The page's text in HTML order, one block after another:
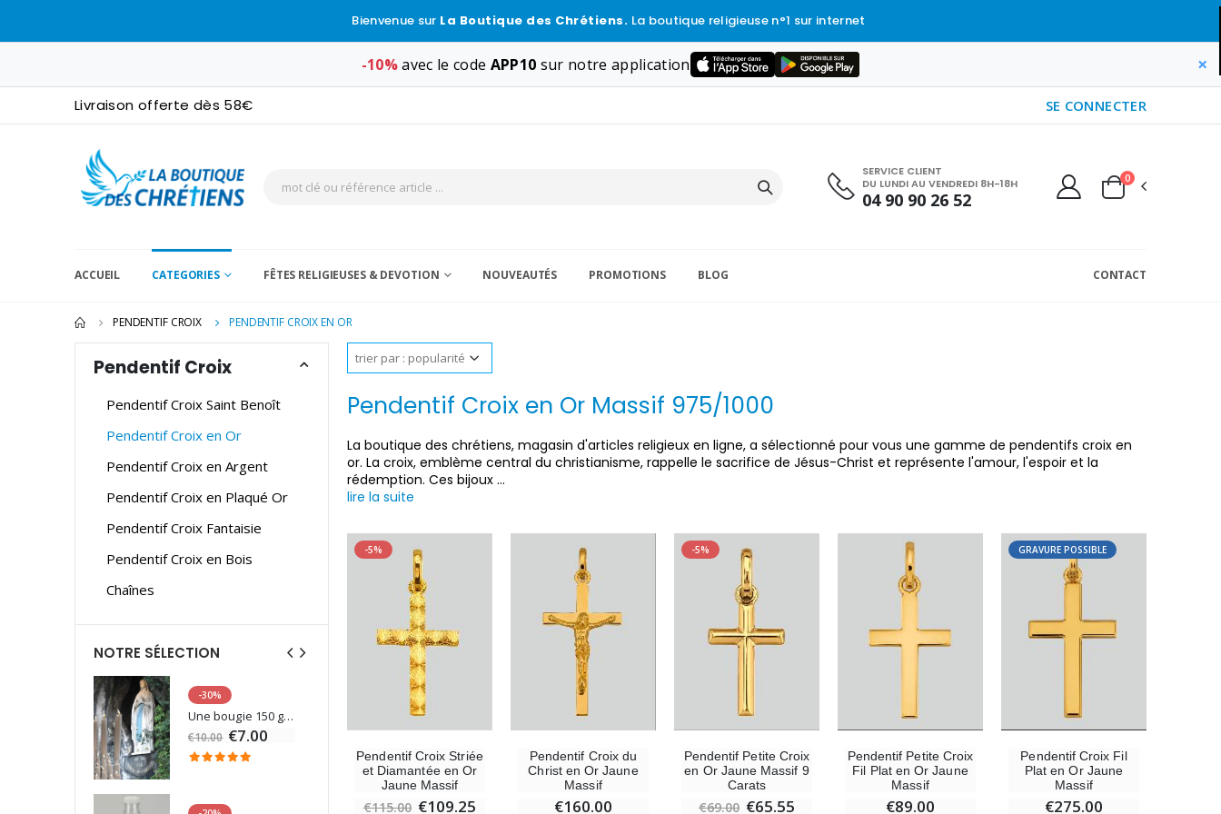
Bienvenue sur La Boutique des Chrétiens. La boutique religieuse n°1 sur internet
-10%avec le code APP10 sur notre application ×
Livraison offerte dès 58€ SE CONNECTER
SERVICE CLIENT
DU LUNDI AU VENDREDI 8H-18H
04 90 90 26 52
0
ACCUEIL CATEGORIES FÊTES RELIGIEUSES & DEVOTION NOUVEAUTÉS PROMOTIONS BLOG CONTACT
PENDENTIF CROIX PENDENTIF CROIX EN OR
Pendentif Croix en Or Massif 975/1000
La boutique des chrétiens, magasin d'articles religieux en ligne, a sélectionné pour vous une gamme de pendentifs croix en
or. La croix, emblème central du christianisme, rappelle le sacrifice de Jésus-Christ et représente l'amour, l'espoir et la
rédemption. Ces bijoux ...
lire la suite
-5%
Pendentif Croix Striée
et Diamantée en Or
Jaune Massif
€115.00 €109.25
Pendentif Croix du
Christ en Or Jaune
Massif
€160.00
-5%
Pendentif Petite Croix
en Or Jaune Massif 9
Carats
€69.00 €65.55
Pendentif Petite Croix
Fil Plat en Or Jaune
Massif
€89.00
GRAVURE POSSIBLE
Pendentif Croix Fil
Plat en Or Jaune
Massif
€275.00
Pendentif Croix
Pendentif Croix Saint Benoît
Pendentif Croix en Or
Pendentif Croix en Argent
Pendentif Croix en Plaqué Or
Pendentif Croix Fantaisie
Pendentif Croix en Bois
Chaînes
NOTRE SÉLECTION
-30%
Une bougie 150 gr et votre Prière déposées à Lourdes
€10.00 €7.00
Une bougie 150 gr et votre Prière déposées à Lourdes
€7.00
€6.00